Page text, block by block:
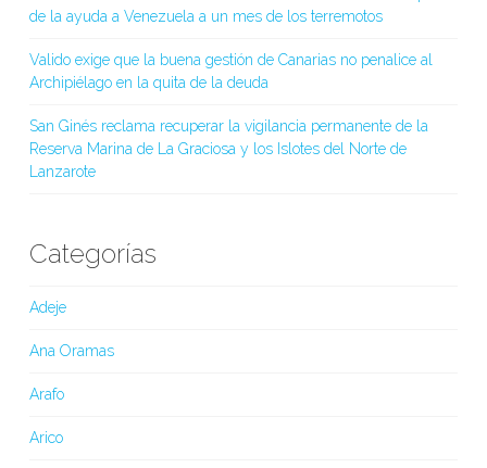
de la ayuda a Venezuela a un mes de los terremotos
Valido exige que la buena gestión de Canarias no penalice al
Archipiélago en la quita de la deuda
San Ginés reclama recuperar la vigilancia permanente de la
Reserva Marina de La Graciosa y los Islotes del Norte de
Lanzarote
Categorías
Adeje
Ana Oramas
Arafo
Arico